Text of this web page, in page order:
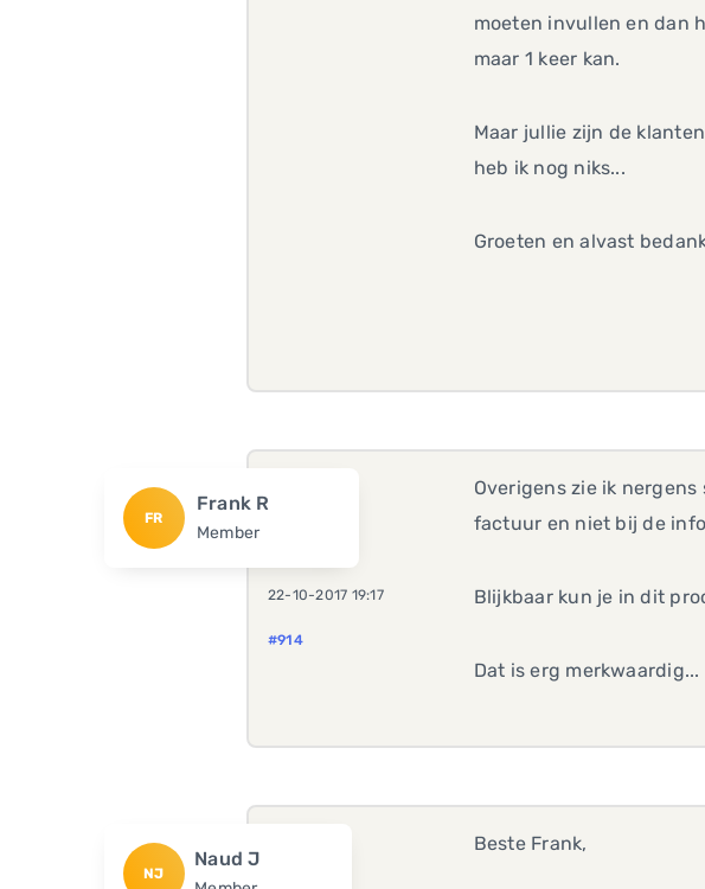
moeten invullen en dan
maar 1 keer kan.
Maar jullie zijn de
heb ik nog niks...
Groeten en alvast
FR
Frank R
Member
22-10-2017 19:17
#914
Overigens zie ik
factuur en niet bij de
Blijkbaar kun je in dit
Dat is erg merkwaardig...
NJ
Naud J
Beste Frank,